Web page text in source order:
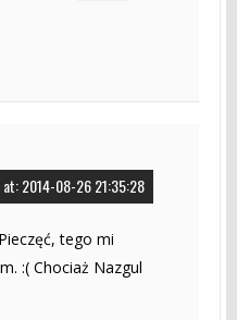
2014-08-26 21:35:28
tego mi
:( Chociaż Nazgul